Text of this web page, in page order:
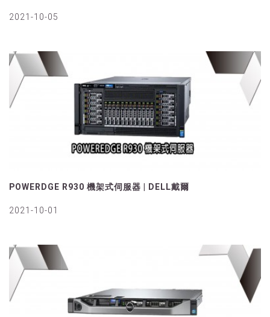
2021-10-05
POWERDGE R930 機架式伺服器 | DELL戴爾
2021-10-01